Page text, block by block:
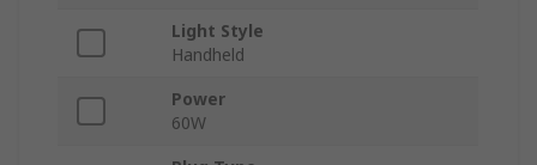
Light Style
Handheld
Power
60W